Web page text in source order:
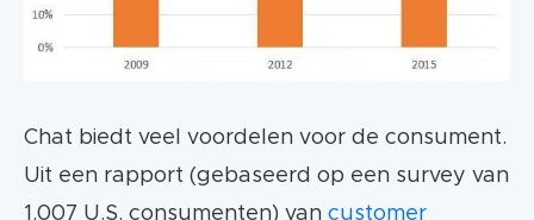
Chat biedt veel voordelen voor de consument.
Uit een rapport (gebaseerd op een survey van
1.007 U.S. consumenten) van customer